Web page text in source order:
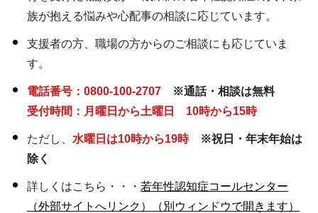
族が抱える悩みや心配事の相談に応じています。
支援者の方、職場の方からのご相談にも応じていま
す。
電話番号：0800-100-2707
※通話・相談は無料
受付時間：月曜日から土曜日 10時から15時
ただし、 水曜日は10時から19時
※祝日・年末年始は
除く
詳しくはこちら・・・ 若年性認知症コールセンター
（外部サイトへリンク）（別ウィンドウで開きます）